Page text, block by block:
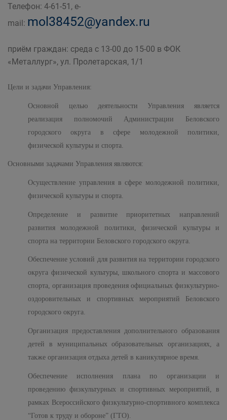
Телефон: 4-61-51, e-
mail: mol38452@yandex.ru
приём граждан: среда с 13-00 до 15-00 в ФОК
«Металлург», ул. Пролетарская, 1/1
Цели и задачи Управления:
Основной целью деятельности Управления является
реализация полномочий Администрации Беловского
городского округа в сфере молодежной политики,
физической культуры и спорта.
Основными задачами Управления являются:
Осуществление управления в сфере молодежной политики,
физической культуры и спорта.
Определение и развитие приоритетных направлений
развития молодежной политики, физической культуры и
спорта на территории Беловского городского округа.
Обеспечение условий для развития на территории городского
округа физической культуры, школьного спорта и массового
спорта, организация проведения официальных физкультурно-
оздоровительных и спортивных мероприятий Беловского
городского округа.
Организация предоставления дополнительного образования
детей в муниципальных образовательных организациях, а
также организация отдыха детей в каникулярное время.
Обеспечение исполнения плана по организации и
проведению физкультурных и спортивных мероприятий, в
рамках Всероссийского физкультурно-спортивного комплекса
“Готов к труду и обороне” (ГТО).